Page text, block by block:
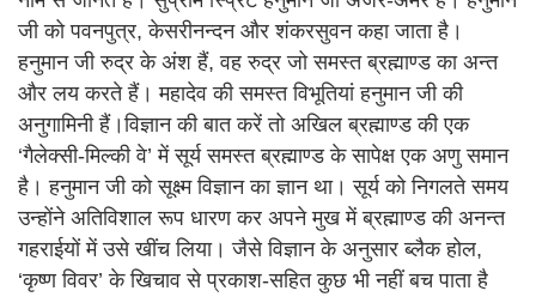
जी को पवनपुत्र, केसरीनन्दन और शंकरसुवन कहा जाता है।
हनुमान जी रुद्र के अंश हैं, वह रुद्र जो समस्त ब्रह्माण्ड का अन्त
और लय करते हैं। महादेव की समस्त विभूतियां हनुमान जी की
अनुगामिनी हैं।विज्ञान की बात करें तो अखिल ब्रह्माण्ड की एक
‘गैलेक्सी-मिल्की वे’ में सूर्य समस्त ब्रह्माण्ड के सापेक्ष एक अणु समान
है। हनुमान जी को सूक्ष्म विज्ञान का ज्ञान था। सूर्य को निगलते समय
उन्होंने अतिविशाल रूप धारण कर अपने मुख में ब्रह्माण्ड की अनन्त
गहराईयों में उसे खींच लिया। जैसे विज्ञान के अनुसार ब्लैक होल,
‘कृष्ण विवर’ के खिचाव से प्रकाश-सहित कुछ भी नहीं बच पाता है